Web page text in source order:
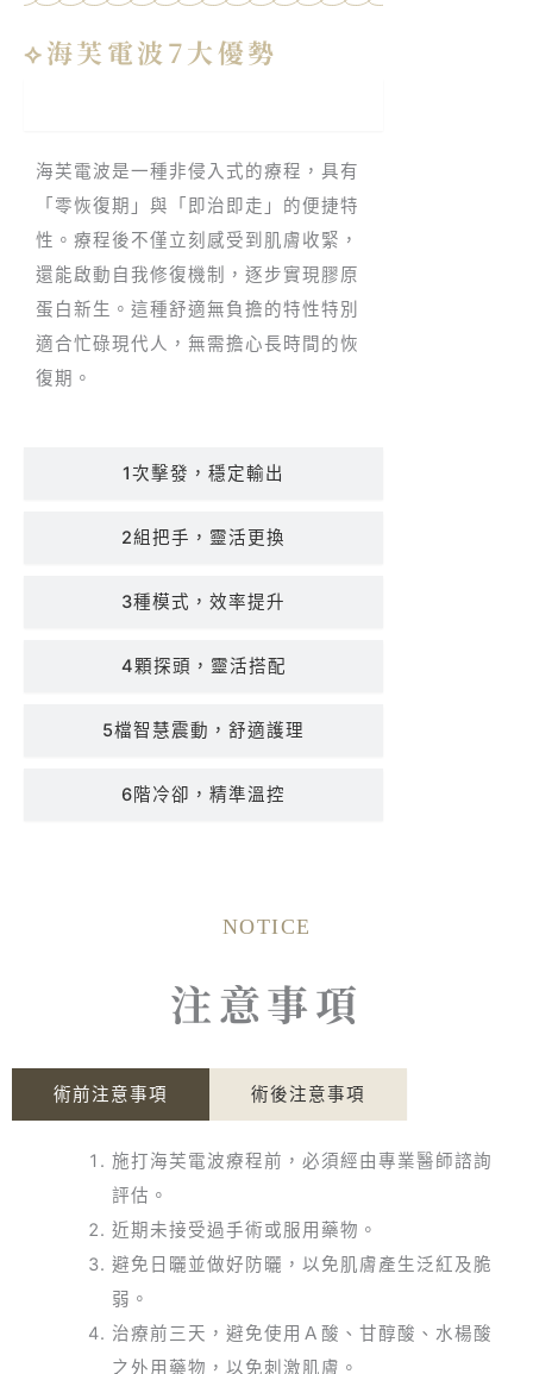
⟡海芙電波7大優勢
1次擊發，穩定輸出
2組把手，靈活更換
3種模式，效率提升
4顆探頭，靈活搭配
5檔智慧震動，舒適護理
6階冷卻，精準溫控
海芙電波是一種非侵入式的療程，具有
「零恢復期」與「即治即走」的便捷特
性。療程後不僅立刻感受到肌膚收緊，
還能啟動自我修復機制，逐步實現膠原
蛋白新生。這種舒適無負擔的特性特別
適合忙碌現代人，無需擔心長時間的恢
復期。
NOTICE
注意事項
術前注意事項 術後注意事項
施打海芙電波療程前，必須經由專業醫師諮詢
評估。
近期未接受過手術或服用藥物。
避免日曬並做好防曬，以免肌膚產生泛紅及脆
弱。
治療前三天，避免使用Ａ酸、甘醇酸、水楊酸
之外用藥物，以免刺激肌膚。